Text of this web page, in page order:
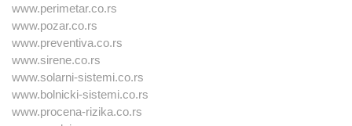
www.perimetar.co.rs
www.pozar.co.rs
www.preventiva.co.rs
www.sirene.co.rs
www.solarni-sistemi.co.rs
www.bolnicki-sistemi.co.rs
www.procena-rizika.co.rs